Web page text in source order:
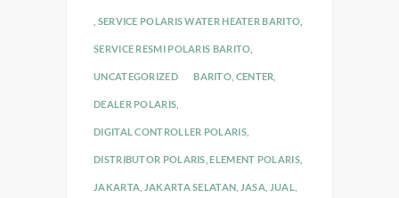
SERVICE POLARIS WATER HEATER BARITO
SERVICE RESMI POLARIS BARITO
UNCATEGORIZED BARITO CENTER
DEALER POLARIS
DIGITAL CONTROLLER POLARIS,
DISTRIBUTOR POLARIS ,ELEMENT POLARIS,
JAKARTA JAKARTA SELATAN JASA JUAL